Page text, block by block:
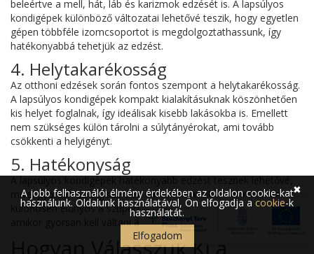
beleértve a mell, hát, láb és karizmok edzését is. A lapsúlyos
kondigépek különböző változatai lehetővé teszik, hogy egyetlen
gépen többféle izomcsoportot is megdolgoztathassunk, így
hatékonyabbá tehetjük az edzést.
4. Helytakarékosság
Az otthoni edzések során fontos szempont a helytakarékosság.
A lapsúlyos kondigépek kompakt kialakításuknak köszönhetően
kis helyet foglalnak, így ideálisak kisebb lakásokba is. Emellett
nem szükséges külön tárolni a súlytányérokat, ami tovább
csökkenti a helyigényt.
5. Hatékonyság
A lapsúlyos kondigépek hatékonyabb edzést tesznek lehetővé,
mivel gyorsan és egyszerűen változtathatjuk a terhelést. Ez
különösen előnyös a szuperszettek és körkörös edzések során,
amikor gyorsan kell váltani a gyakorlatok között.
Hogyan Válasszuk Ki a
A jobb felhasználói élmény érdekében az oldalon cookie-kat
használunk. Oldalunk használatával, Ön elfogadja a cookie-k
használatát.
Elfogadom
✖